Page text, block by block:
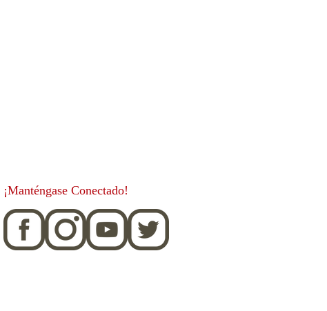
¡Manténgase Conectado!